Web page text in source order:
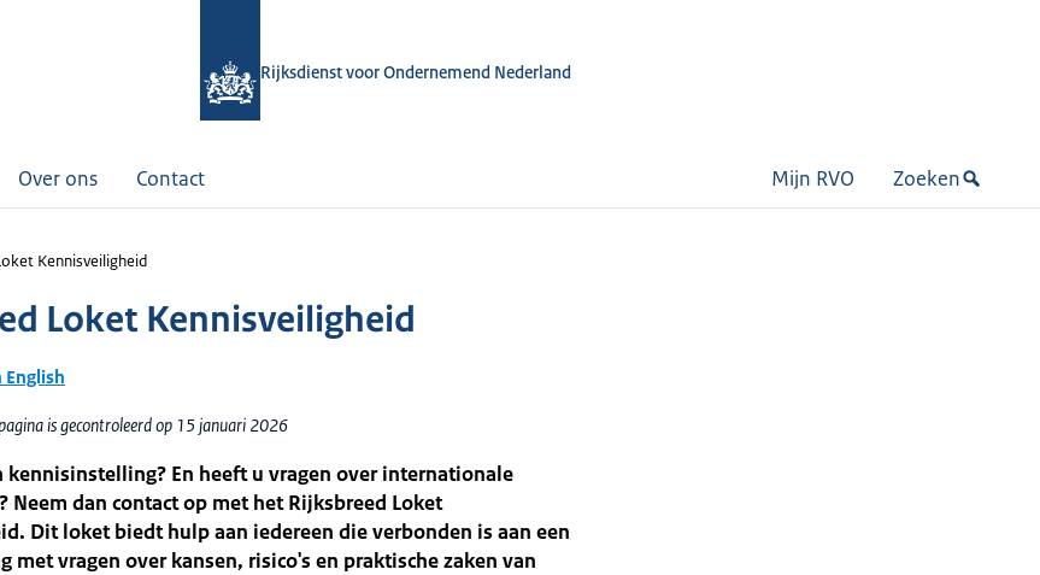
Rijksdienst voor Ondernemend Nederland
Over ons Contact Mijn RVO Zoeken
Kennisveiligheid
Loket Kennisveiligheid
English
is gecontroleerd op 15 januari 2026
kennisinstelling? En heeft u vragen over internationale
Neem dan contact op met het Rijksbreed Loket
Dit loket biedt hulp aan iedereen die verbonden is aan een
met vragen over kansen, risico's en praktische zaken van